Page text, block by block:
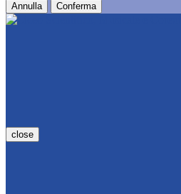
Annulla Conferma
close